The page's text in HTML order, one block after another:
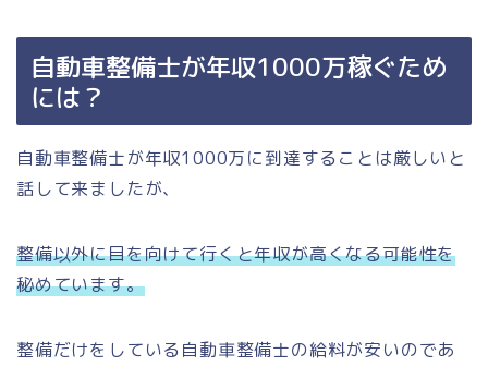
自動車整備士が年収1000万稼ぐため
には？
自動車整備士が年収1000万に到達することは厳しいと
話して来ましたが、
整備以外に目を向けて行くと年収が高くなる可能性を
秘めています。
整備だけをしている自動車整備士の給料が安いのであ